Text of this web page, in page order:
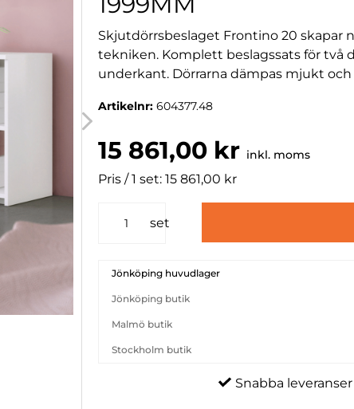
Skjutdörrsbeslaget Frontino 20 skapar
tekniken. Komplett beslagssats för två
underkant. Dörrarna dämpas mjukt
Artikelnr:604377.48
15 861,00 kr inkl. moms
Pris / 1 set: 15 861,00 kr
set
Jönköping huvudlager
Jönköping butik
Malmö butik
Stockholm butik
Snabba leveranser